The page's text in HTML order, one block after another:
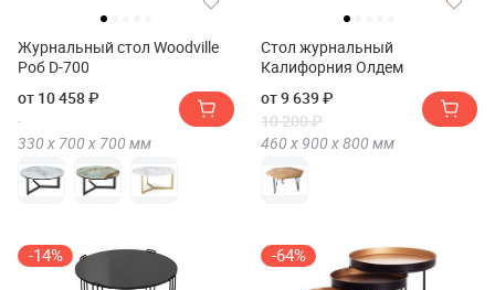
Журнальный стол Woodville
Роб D-700
от 10 458 ₽
330 х 700 х 700 мм
Стол журнальный
Калифорния Олдем
от 9 639 ₽
10 200 ₽
460 х 900 х800 мм
-14% -64%